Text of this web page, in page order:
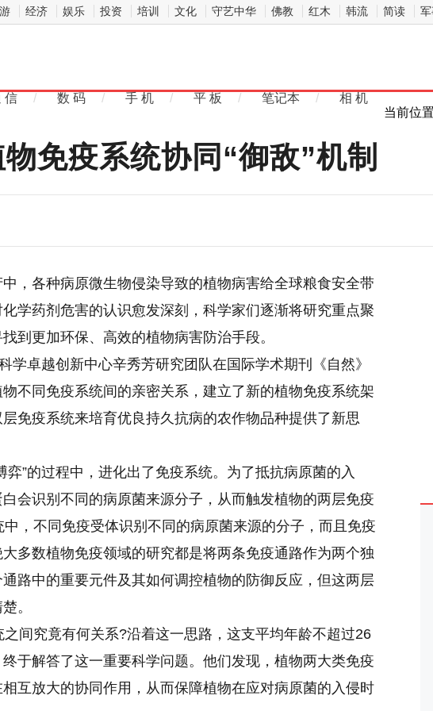
经济 娱乐 投资 培训 文化 守艺中华 佛教 红木 韩流 简读
信 / 数 码 / 手 机 / 平 板 / 笔记本 /
相 机
当前位
免疫系统协同“御敌”机制
，各种病原微生物侵染导致的植物病害给全球粮食安全带
学药剂危害的认识愈发深刻，科学家们逐渐将研究重点聚
到更加环保、高效的植物病害防治手段。
学卓越创新中心辛秀芳研究团队在国际学术期刊《自然》
不同免疫系统间的亲密关系，建立了新的植物免疫系统架
免疫系统来培育优良持久抗病的农作物品种提供了新思
弈”的过程中，进化出了免疫系统。为了抵抗病原菌的入
会识别不同的病原菌来源分子，从而触发植物的两层免疫
，不同免疫受体识别不同的病原菌来源的分子，而且免疫
多数植物免疫领域的研究都是将两条免疫通路作为两个独
路中的重要元件及其如何调控植物的防御反应，但这两层
。
间究竟有何关系?沿着这一思路，这支平均年龄不超过26
于解答了这一重要科学问题。他们发现，植物两大类免疫
互放大的协同作用，从而保障植物在应对病原菌的入侵时